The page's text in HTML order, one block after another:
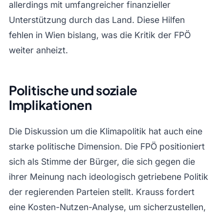
allerdings mit umfangreicher finanzieller
Unterstützung durch das Land. Diese Hilfen
fehlen in Wien bislang, was die Kritik der FPÖ
weiter anheizt.
Politische und soziale
Implikationen
Die Diskussion um die Klimapolitik hat auch eine
starke politische Dimension. Die FPÖ positioniert
sich als Stimme der Bürger, die sich gegen die
ihrer Meinung nach ideologisch getriebene Politik
der regierenden Parteien stellt. Krauss fordert
eine Kosten-Nutzen-Analyse, um sicherzustellen,